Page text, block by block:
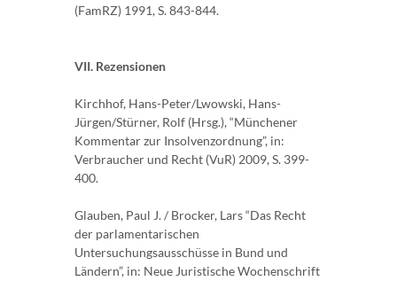
(FamRZ) 1991, S. 843-844.
VII. Rezensionen
Kirchhof, Hans-Peter/Lwowski, Hans-
Jürgen/Stürner, Rolf (Hrsg.), “Münchener
Kommentar zur Insolvenzordnung”, in:
Verbraucher und Recht (VuR) 2009, S. 399-
400.
Glauben, Paul J. / Brocker, Lars “Das Recht
der parlamentarischen
Untersuchungsausschüsse in Bund und
Ländern”, in: Neue Juristische Wochenschrift